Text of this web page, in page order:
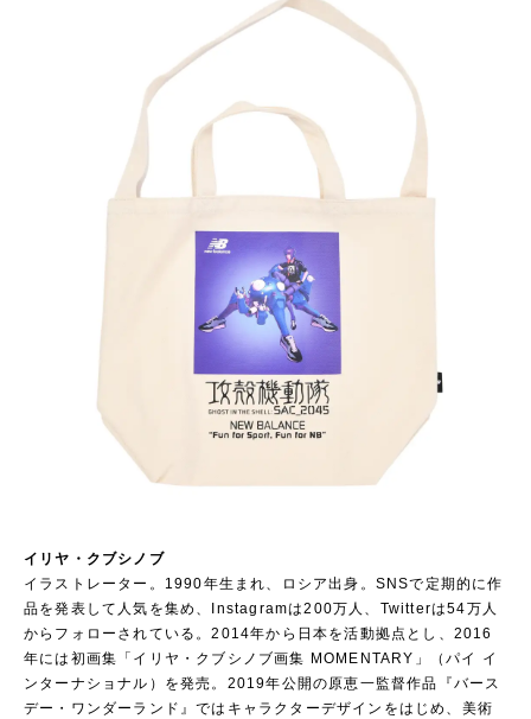
イリヤ・クブシノブ
イラストレーター。1990年生まれ、ロシア出身。SNSで定期的に作
品を発表して人気を集め、Instagramは200万人、Twitterは54万人
からフォローされている。2014年から日本を活動拠点とし、2016
年には初画集「イリヤ・クブシノブ画集 MOMENTARY」（パイ イ
ンターナショナル）を発売。2019年公開の原恵一監督作品『バース
デー・ワンダーランド』ではキャラクターデザインをはじめ、美術